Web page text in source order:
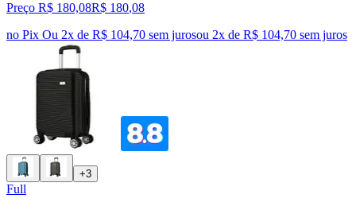
Preço R$ 180,08R$ 180,08
no Pix Ou 2x de R$ 104,70 sem jurosou 2x de R$ 104,70 sem juros
+3
Full